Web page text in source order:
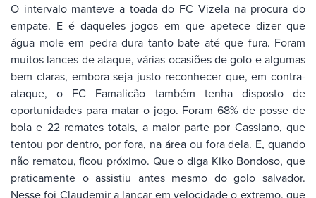
O intervalo manteve a toada do FC Vizela na procura do
empate. E é daqueles jogos em que apetece dizer que
água mole em pedra dura tanto bate até que fura. Foram
muitos lances de ataque, várias ocasiões de golo e algumas
bem claras, embora seja justo reconhecer que, em contra-
ataque, o FC Famalicão também tenha disposto de
oportunidades para matar o jogo. Foram 68% de posse de
bola e 22 remates totais, a maior parte por Cassiano, que
tentou por dentro, por fora, na área ou fora dela. E, quando
não rematou, ficou próximo. Que o diga Kiko Bondoso, que
praticamente o assistiu antes mesmo do golo salvador.
Nesse foi Claudemir a lançar em velocidade o extremo, que